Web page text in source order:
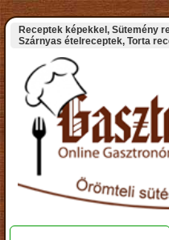
Receptek képekkel, Sütemény
Szárnyas ételreceptek, Torta